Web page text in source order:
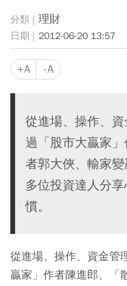
理財
2012-06-20 13:57
+A -A
從進場、操作、
過「股市大贏家
者郭大俠、輸家
多位投資達人分
慣。
從進場、操作、資金管
贏家」作者陳進郎、「